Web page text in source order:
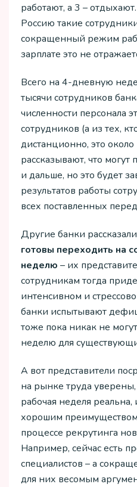
работают, а 3 –
Россию такие
сокращенный режим
зарплате это не
Всего на 4-дневную
тысячи сотрудников
численности персонала
сотрудников (а из тех,
дистанционно, это
рассказывают, что
и дальше, но это будет
результатов работы
всех поставленных
Другие банки
готовы переходить на
неделю – их
сотрудникам тогда
интенсивном и
банки испытывают
тоже пока никак не
неделю для
А вот представители
на рынке труда
рабочая неделя реальна,
хорошим
процессе рекрутинга
Например, сейчас есть
специалистов – а
для них весомым